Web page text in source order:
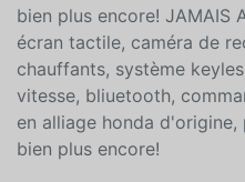
bien plus encore! JAMAIS
écran tactile, caméra de
chauffants, système
vitesse, bliuetooth,
en alliage honda
bien plus encore!